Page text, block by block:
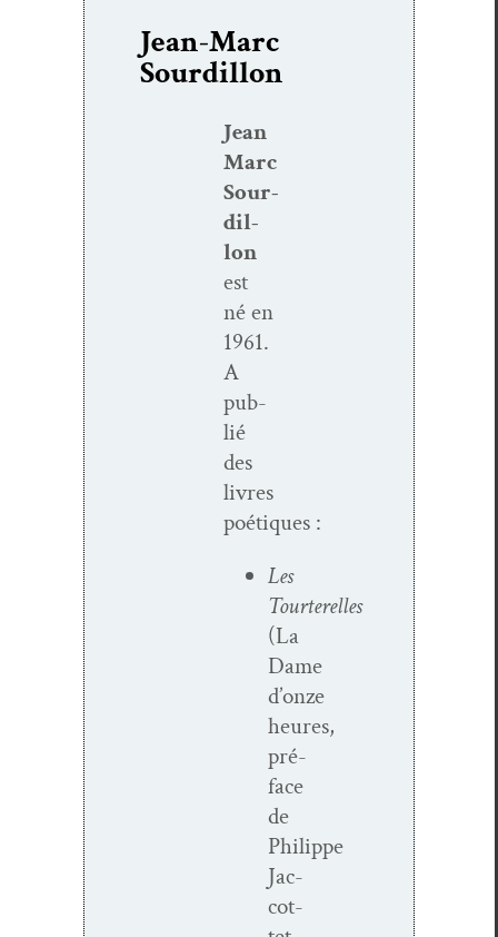
Jean-Marc
Sourdillon
Jean
Marc
Sour­
dil­
lon
est
né en
1961.
A
pub­
lié
des
livres
poétiques :
Les
Tourterelles
(La
Dame
d’onze
heures,
pré­
face
de
Philippe
Jac­
cot­